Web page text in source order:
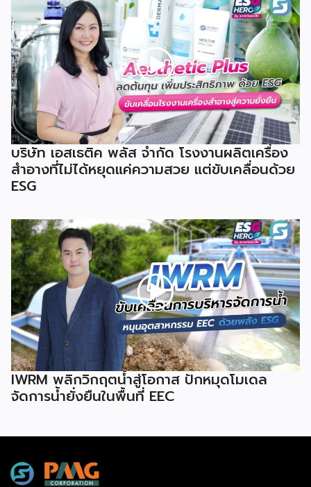
บริษัท เอสเธติค พลัส จำกัด โรงงานผลิตเครื่อง
สำอางที่ไม่ได้หยุดแค่ความสวย แต่ขับเคลื่อนด้วย
ESG
IWRM พลิกวิกฤตน้ำสู่โอกาส ปักหมุดโมเดล
จัดการน้ำยั่งยืนในพื้นที่ EEC